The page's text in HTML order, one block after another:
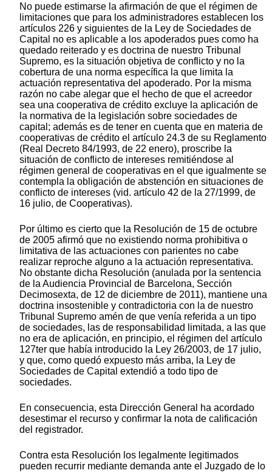
No puede estimarse la afirmación de que el régimen de
limitaciones que para los administradores establecen los
artículos 226 y siguientes de la Ley de Sociedades de
Capital no es aplicable a los apoderados pues como ha
quedado reiterado y es doctrina de nuestro Tribunal
Supremo, es la situación objetiva de conflicto y no la
cobertura de una norma específica la que limita la
actuación representativa del apoderado. Por la misma
razón no cabe alegar que el hecho de que el acreedor
sea una cooperativa de crédito excluye la aplicación de
la normativa de la legislación sobre sociedades de
capital; además es de tener en cuenta que en materia de
cooperativas de crédito el artículo 24.3 de su Reglamento
(Real Decreto 84/1993, de 22 enero), proscribe la
situación de conflicto de intereses remitiéndose al
régimen general de cooperativas en el que igualmente se
contempla la obligación de abstención en situaciones de
conflicto de intereses (vid. artículo 42 de la 27/1999, de
16 julio, de Cooperativas).
Por último es cierto que la Resolución de 15 de octubre
de 2005 afirmó que no existiendo norma prohibitiva o
limitativa de las actuaciones con parientes no cabe
realizar reproche alguno a la actuación representativa.
No obstante dicha Resolución (anulada por la sentencia
de la Audiencia Provincial de Barcelona, Sección
Decimosexta, de 12 de diciembre de 2011), mantiene una
doctrina insostenible y contradictoria con la de nuestro
Tribunal Supremo amén de que venía referida a un tipo
de sociedades, las de responsabilidad limitada, a las que
no era de aplicación, en principio, el régimen del artículo
127ter que había introducido la Ley 26/2003, de 17 julio,
y que, como quedó expuesto más arriba, la Ley de
Sociedades de Capital extendió a todo tipo de
sociedades.
En consecuencia, esta Dirección General ha acordado
desestimar el recurso y confirmar la nota de calificación
del registrador.
Contra esta Resolución los legalmente legitimados
pueden recurrir mediante demanda ante el Juzgado de lo